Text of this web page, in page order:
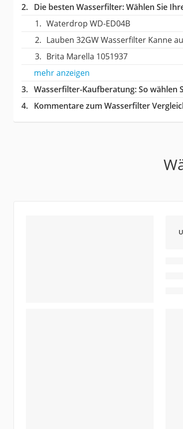
Die besten Wasserfilter:Wählen Sie
Waterdrop ‎WD-ED04B
Lauben 32GW Wasserfilter Kanne
Brita Marella 1051937
mehr anzeigen
Wasserfilter-Kaufberatung: So wählen
Kommentare zum Wasserfilter